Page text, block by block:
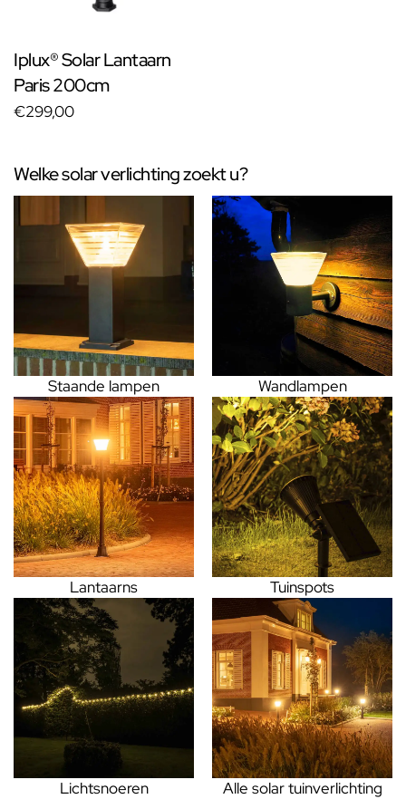
Iplux® Solar Lantaarn
Paris 200cm
€299,00
Welke solar verlichting zoekt u?
Staande lampen Wandlampen
Lantaarns Tuinspots
Lichtsnoeren Alle solar tuinverlichting